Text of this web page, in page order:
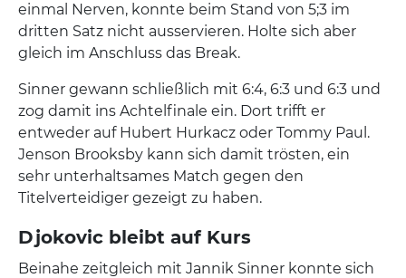
einmal Nerven, konnte beim Stand von 5;3 im
dritten Satz nicht ausservieren. Holte sich aber
gleich im Anschluss das Break.
Sinner gewann schließlich mit 6:4, 6:3 und 6:3 und
zog damit ins Achtelfinale ein. Dort trifft er
entweder auf Hubert Hurkacz oder Tommy Paul.
Jenson Brooksby kann sich damit trösten, ein
sehr unterhaltsames Match gegen den
Titelverteidiger gezeigt zu haben.
Djokovic bleibt auf Kurs
Beinahe zeitgleich mit Jannik Sinner konnte sich